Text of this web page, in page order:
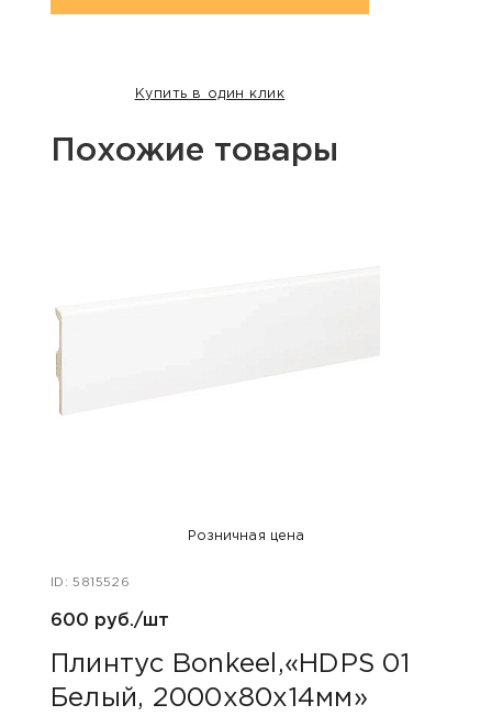
Купить в один клик
Похожие товары
Розничная цена
ID: 5815526
600 руб./шт
Плинтус Bonkeel,«HDPS 01
Белый, 2000х80х14мм»